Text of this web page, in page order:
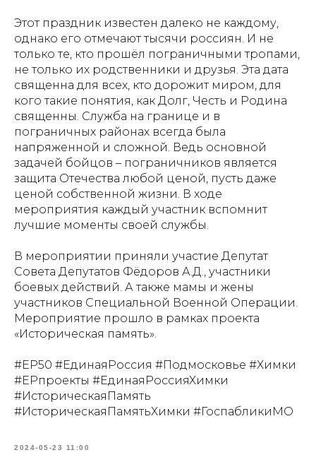
Этот праздник известен далеко не каждому,
однако его отмечают тысячи россиян. И не
только те, кто прошёл пограничными тропами,
не только их родственники и друзья. Эта дата
священна для всех, кто дорожит миром, для
кого такие понятия, как Долг, Честь и Родина
священны. Служба на границе и в
пограничных районах всегда была
напряженной и сложной. Ведь основной
задачей бойцов – пограничников является
защита Отечества любой ценой, пусть даже
ценой собственной жизни. В ходе
мероприятия каждый участник вспомнит
лучшие моменты своей службы.
В мероприятии приняли участие Депутат
Совета Депутатов Фёдоров А.Д., участники
боевых действий. А также мамы и жены
участников Специальной Военной Операции.
Мероприятие прошло в рамках проекта
«Историческая память».
#ЕР50 #ЕдинаяРоссия #Подмосковье #Химки
#ЕРпроекты #ЕдинаяРоссияХимки
#ИсторическаяПамять
#ИсторическаяПамятьХимки #ГоспабликиМО
2024-05-23 11:00